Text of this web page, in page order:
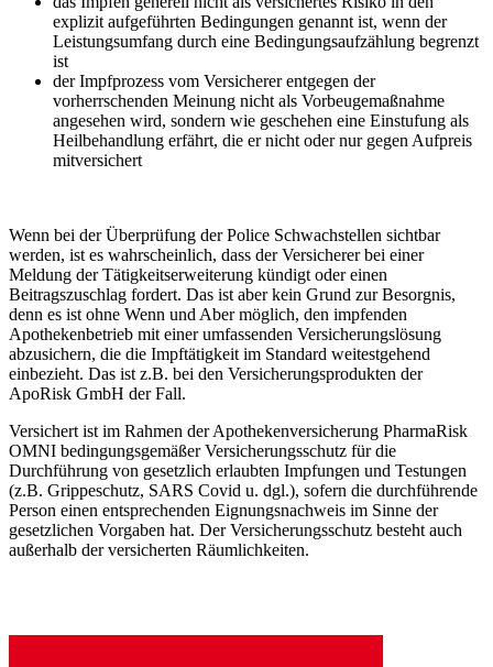
explizit aufgeführten Bedingungen genannt ist, wenn der
Leistungsumfang durch eine Bedingungsaufzählung begrenzt
ist
der Impfprozess vom Versicherer entgegen der
vorherrschenden Meinung nicht als Vorbeugemaßnahme
angesehen wird, sondern wie geschehen eine Einstufung als
Heilbehandlung erfährt, die er nicht oder nur gegen Aufpreis
mitversichert
Wenn bei der Überprüfung der Police Schwachstellen sichtbar
werden, ist es wahrscheinlich, dass der Versicherer bei einer
Meldung der Tätigkeitserweiterung kündigt oder einen
Beitragszuschlag fordert. Das ist aber kein Grund zur Besorgnis,
denn es ist ohne Wenn und Aber möglich, den impfenden
Apothekenbetrieb mit einer umfassenden Versicherungslösung
abzusichern, die die Impftätigkeit im Standard weitestgehend
einbezieht. Das ist z.B. bei den Versicherungsprodukten der
ApoRisk GmbH der Fall.
Versichert ist im Rahmen der Apothekenversicherung PharmaRisk
OMNI bedingungsgemäßer Versicherungsschutz für die
Durchführung von gesetzlich erlaubten Impfungen und Testungen
(z.B. Grippeschutz, SARS Covid u. dgl.), sofern die durchführende
Person einen entsprechenden Eignungsnachweis im Sinne der
gesetzlichen Vorgaben hat. Der Versicherungsschutz besteht auch
außerhalb der versicherten Räumlichkeiten.